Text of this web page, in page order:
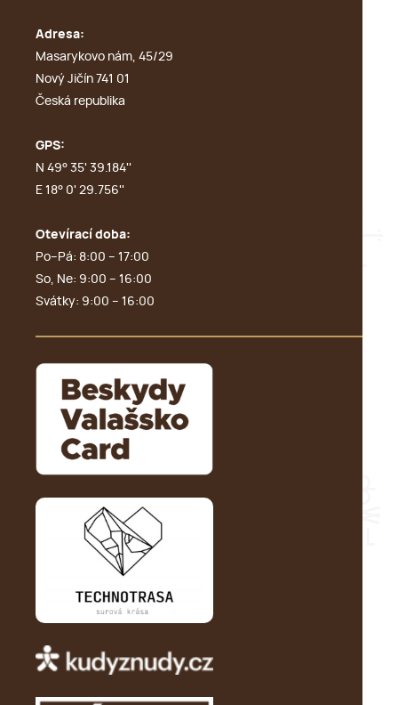
Adresa:
Masarykovo nám, 45/29
Nový Jičín 741 01
Česká republika
GPS:
N 49° 35' 39.184''
E 18° 0' 29.756''
Otevírací doba:
Po–Pá: 8:00 – 17:00
So, Ne: 9:00 – 16:00
Svátky: 9:00 – 16:00